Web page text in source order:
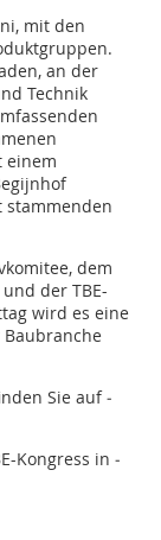
mit den
an der
Technik
einem
stammenden
dem
der TBE-
wird es eine
Sie auf
Kongress in